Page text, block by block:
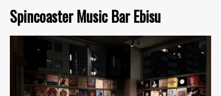
Spincoaster Music Bar Ebisu